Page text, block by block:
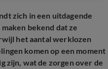
zich in een uitdagende
bekend dat ze
het aantal werklozen
komen op een moment
zijn, wat de zorgen over de